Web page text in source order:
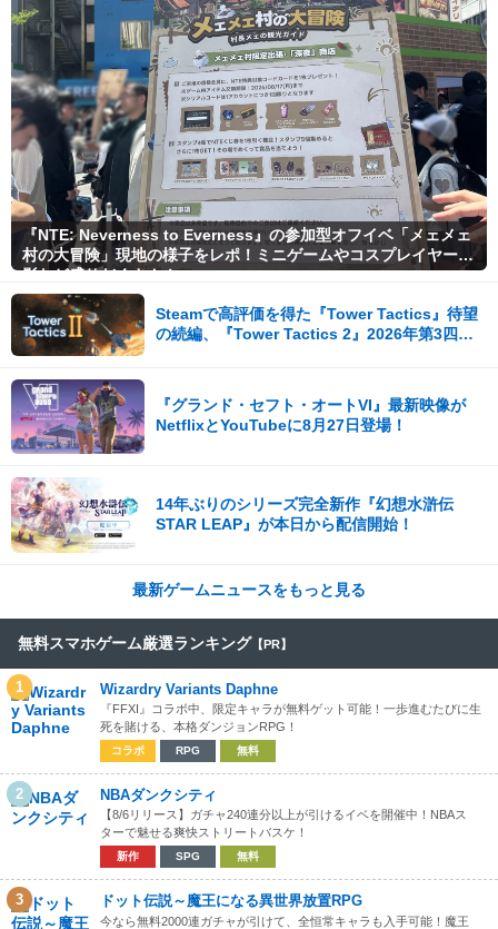
『NTE: Neverness to Everness』の参加型オフイベ「メェメェ
村の大冒険」現地の様子をレポ！ミニゲームやコスプレイヤー撮
影など盛りだくさん！
Steamで高評価を得た『Tower Tactics』待望
の続編、『Tower Tactics 2』2026年第3四半
『グランド・セフト・オートVI』最新映像が
NetflixとYouTubeに8月27日登場！
14年ぶりのシリーズ完全新作『幻想水滸伝
STAR LEAP』が本日から配信開始！
最新ゲームニュースをもっと見る
無料スマホゲーム厳選ランキング 【PR】
1 Wizardry Variants Daphne
『FFXI』コラボ中、限定キャラが無料ゲット可能！一歩進むたびに生
死を賭ける、本格ダンジョンRPG！
コラボ RPG 無料
2 NBAダンクシティ
【8/6リリース】ガチャ240連分以上が引けるイベを開催中！NBAス
ターで魅せる爽快ストリートバスケ！
新作 SPG 無料
3 ドット伝説～魔王になる異世界放置RPG
今なら無料2000連ガチャが引けて、全恒常キャラも入手可能！魔王